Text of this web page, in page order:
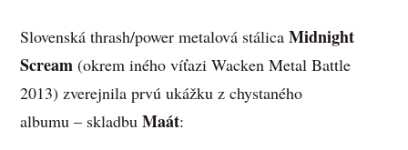
Slovenská thrash/power metalová stálica Midnight
Scream (okrem iného víťazi Wacken Metal Battle
2013) zverejnila prvú ukážku z chystaného
albumu – skladbu Maát: